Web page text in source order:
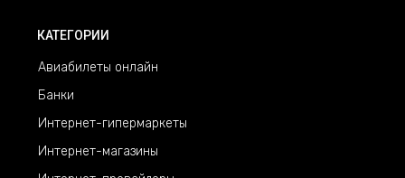
КАТЕГОРИИ
Авиабилеты онлайн
Банки
Интернет-гипермаркеты
Интернет-магазины